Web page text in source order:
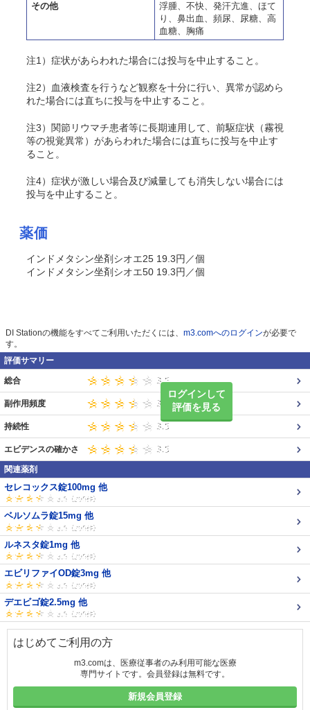
その他
浮腫、不快、発汗亢進、ほて
り、鼻出血、頻尿、尿糖、高
血糖、胸痛
注1）症状があらわれた場合には投与を中止すること。
注2）血液検査を行うなど観察を十分に行い、異常が認めら
れた場合には直ちに投与を中止すること。
注3）関節リウマチ患者等に長期連用して、前駆症状（霧視
等の視覚異常）があらわれた場合には直ちに投与を中止す
ること。
注4）症状が激しい場合及び減量しても消失しない場合には
投与を中止すること。
薬価
インドメタシン坐剤シオエ25 19.3円／個
インドメタシン坐剤シオエ50 19.3円／個
DI Stationの機能をすべてご利用いただくには、 m3.comへのログインが必要で
す。
評価サマリー
ログインして
評価を見る
総合
副作用頻度
持続性
エビデンスの確かさ
関連薬剤
セレコックス錠100mg 他
ベルソムラ錠15mg 他
ルネスタ錠1mg 他
エビリファイOD錠3mg 他
デエビゴ錠2.5mg 他
はじめてご利用の方
m3.comは、医療従事者のみ利用可能な医療
専門サイトです。会員登録は無料です。
新規会員登録